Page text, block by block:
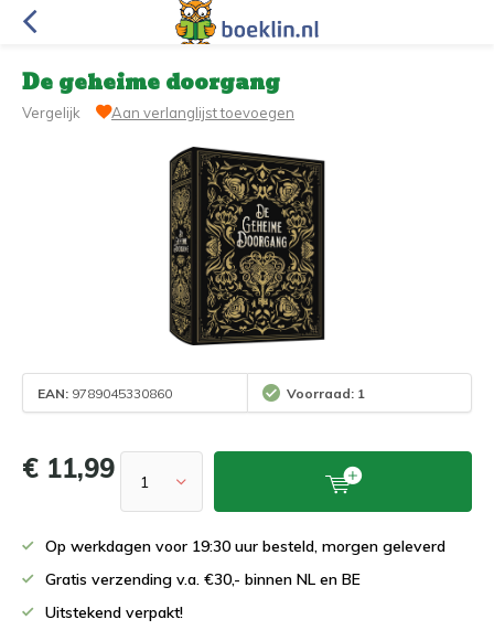
De geheime doorgang
Vergelijk Aan verlanglijst toevoegen
EAN: 9789045330860 Voorraad: 1
€ 11,99
Op werkdagen voor 19:30 uur besteld, morgen geleverd
Gratis verzending v.a. €30,- binnen NL en BE
Uitstekend verpakt!